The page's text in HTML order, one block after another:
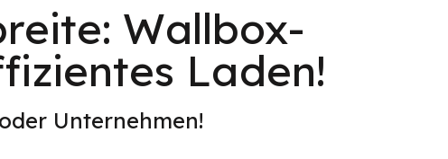
Wallbox-
Laden!
Unternehmen!